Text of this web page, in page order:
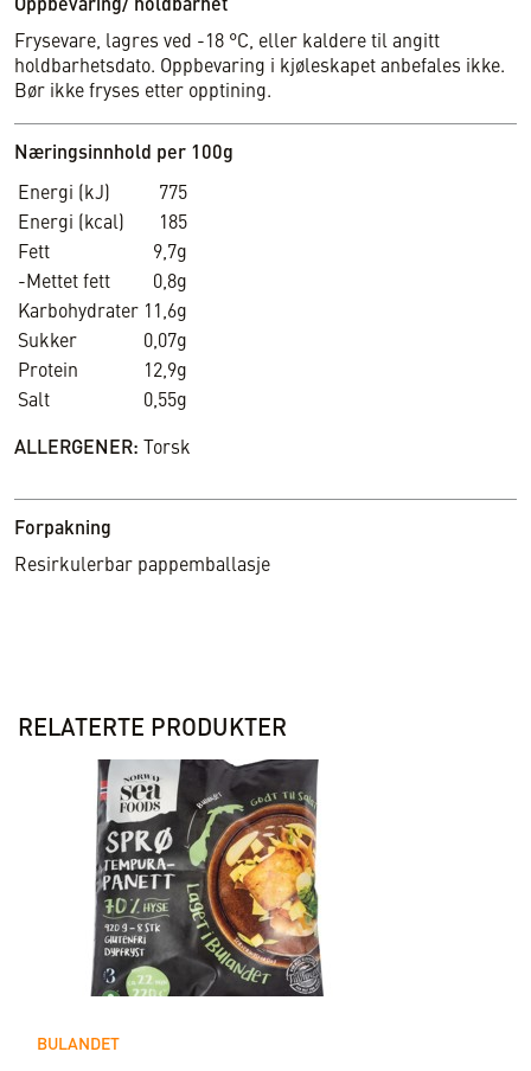
Oppbevaring/ holdbarhet
Frysevare, lagres ved -18 °C, eller kaldere til angitt
holdbarhetsdato. Oppbevaring i kjøleskapet anbefales ikke.
Bør ikke fryses etter opptining.
Næringsinnhold per 100g
Energi (kJ)
775
Energi (kcal)
185
Fett
9,7g
-Mettet fett
0,8g
Karbohydrater 11,6g
Sukker
0,07g
Protein
12,9g
Salt
0,55g
ALLERGENER: Torsk
Forpakning
Resirkulerbar pappemballasje
RELATERTE PRODUKTER
BULANDET